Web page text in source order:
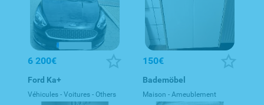
6 200€
Ford Ka+
Véhicules - Voitures - Others
150€
Bademöbel
Maison - Ameublement